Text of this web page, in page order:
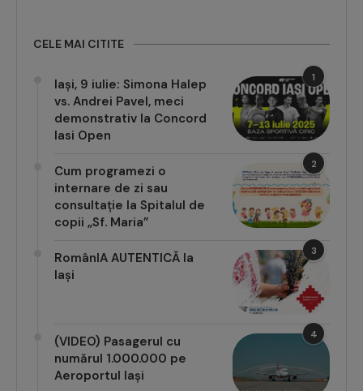
CELE MAI CITITE
1
Iași, 9 iulie: Simona Halep
vs. Andrei Pavel, meci
demonstrativ la Concord
Iasi Open
2
Cum programezi o
internare de zi sau
consultație la Spitalul de
copii „Sf. Maria”
3
RomânIA AUTENTICĂ la
Iași
4
(VIDEO) Pasagerul cu
numărul 1.000.000 pe
Aeroportul Iași